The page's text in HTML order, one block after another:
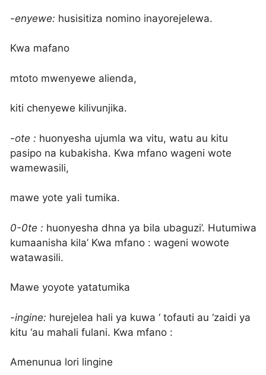
-enyewe: husisitiza nomino inayorejelewa.
Kwa mafano
mtoto mwenyewe alienda,
kiti chenyewe kilivunjika.
-ote : huonyesha ujumla wa vitu, watu au kitu
pasipo na kubakisha. Kwa mfano wageni wote
wamewasili,
mawe yote yali tumika.
0-0te : huonyesha dhna ya bila ubaguzi’. Hutumiwa
kumaanisha kila’ Kwa mfano : wageni wowote
watawasili.
Mawe yoyote yatatumika
-ingine: hurejelea hali ya kuwa ‘ tofauti au ‘zaidi ya
kitu ‘au mahali fulani. Kwa mfano :
Amenunua lori lingine